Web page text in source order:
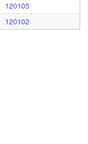
120105
120102